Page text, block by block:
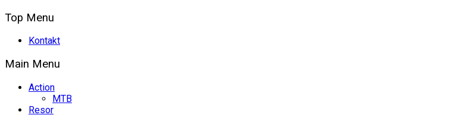
Top Menu
Kontakt
Main Menu
Action
MTB
Resor